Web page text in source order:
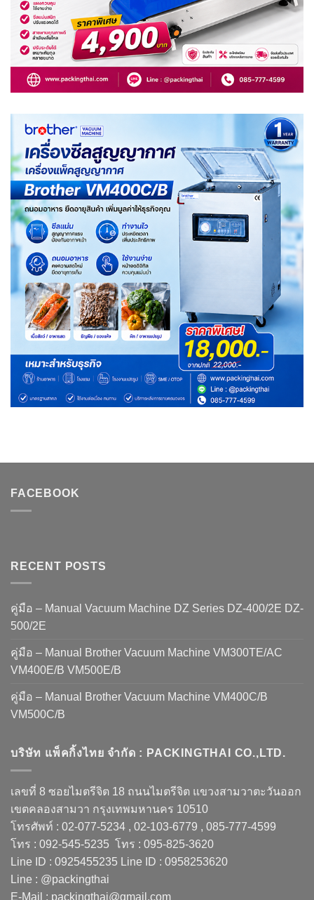
FACEBOOK
RECENT POSTS
คู่มือ – Manual Vacuum Machine DZ Series DZ-400/2E DZ-
500/2E
คู่มือ – Manual Brother Vacuum Machine VM300TE/AC
VM400E/B VM500E/B
คู่มือ – Manual Brother Vacuum Machine VM400C/B
VM500C/B
บริษัท แพ็คกิ้งไทย จำกัด : PACKINGTHAI CO.,LTD.
เลขที่ 8 ซอยไมตรีจิต 18 ถนนไมตรีจิต แขวงสามวาตะวันออก
เขตคลองสามวา กรุงเทพมหานคร 10510
โทรศัพท์ : 02-077-5234 , 02-103-6779 , 085-777-4599
โทร : 092-545-5235 โทร : 095-825-3620
Line ID : 0925455235 Line ID : 0958253620
Line : @packingthai
E-Mail : packingthai@gmail.com